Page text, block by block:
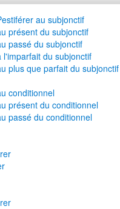
au subjonctif
présent du subjonctif
passé du subjonctif
du subjonctif
plus que parfait du subjonctif
conditionnel
présent du conditionnel
passé du conditionnel